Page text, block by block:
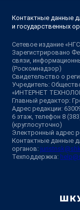
Контактные данные
и государственных
Сетевое издание
Зарегистрировано
связи,
(Роскомнадзор)
Свидетельство о
Учредитель:
«ИНТЕРНЕТ
Главный редактор:
Адрес редакции:
6 этаж, телефон 8
(круглосуточно)
Электронный адрес
Контактные данные
органов:
Техподдержка: